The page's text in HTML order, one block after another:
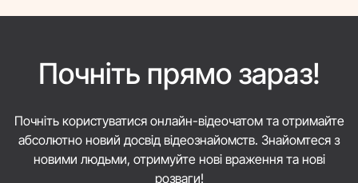
Почніть прямо зараз!
Почніть користуватися онлайн-відеочатом та отримайте
абсолютно новий досвід відеознайомств. Знайомтеся з
новими людьми, отримуйте нові враження та нові
розваги!